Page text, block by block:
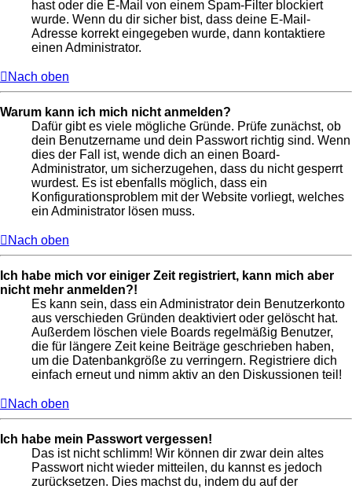
hast oder die E-Mail von einem Spam-Filter blockiert
wurde. Wenn du dir sicher bist, dass deine E-Mail-
Adresse korrekt eingegeben wurde, dann kontaktiere
einen Administrator.
Nach oben
Warum kann ich mich nicht anmelden?
Dafür gibt es viele mögliche Gründe. Prüfe zunächst, ob
dein Benutzername und dein Passwort richtig sind. Wenn
dies der Fall ist, wende dich an einen Board-
Administrator, um sicherzugehen, dass du nicht gesperrt
wurdest. Es ist ebenfalls möglich, dass ein
Konfigurationsproblem mit der Website vorliegt, welches
ein Administrator lösen muss.
Nach oben
Ich habe mich vor einiger Zeit registriert, kann mich aber
nicht mehr anmelden?!
Es kann sein, dass ein Administrator dein Benutzerkonto
aus verschieden Gründen deaktiviert oder gelöscht hat.
Außerdem löschen viele Boards regelmäßig Benutzer,
die für längere Zeit keine Beiträge geschrieben haben,
um die Datenbankgröße zu verringern. Registriere dich
einfach erneut und nimm aktiv an den Diskussionen teil!
Nach oben
Ich habe mein Passwort vergessen!
Das ist nicht schlimm! Wir können dir zwar dein altes
Passwort nicht wieder mitteilen, du kannst es jedoch
zurücksetzen. Dies machst du, indem du auf der